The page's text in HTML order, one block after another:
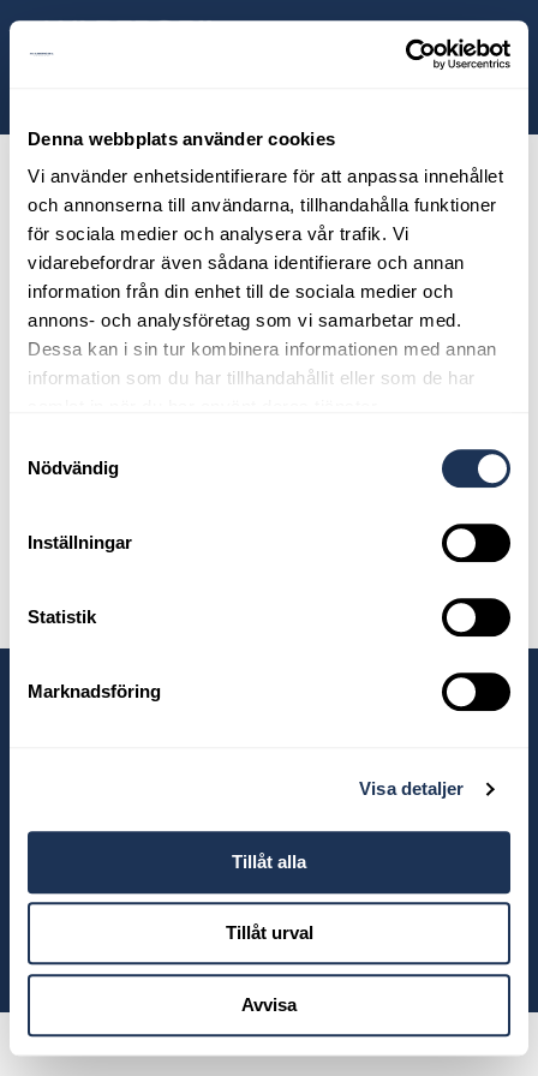
Denna webbplats använder cookies
Vi använder enhetsidentifierare för att anpassa innehållet
och annonserna till användarna, tillhandahålla funktioner
för sociala medier och analysera vår trafik. Vi
vidarebefordrar även sådana identifierare och annan
information från din enhet till de sociala medier och
annons- och analysföretag som vi samarbetar med.
Dessa kan i sin tur kombinera informationen med annan
information som du har tillhandahållit eller som de har
Nödvändig
Inställningar
Statistik
Marknadsföring
Visa detaljer
Tillåt alla
Tillåt urval
Avvisa
huvudinnehållet
Volvo
Selekt
Maria Andersson Ekonomichef
Maria Andersson - Ekonomichef
Våra anläggningar
© 2026 Ahlberg Bil
Powered byWayke